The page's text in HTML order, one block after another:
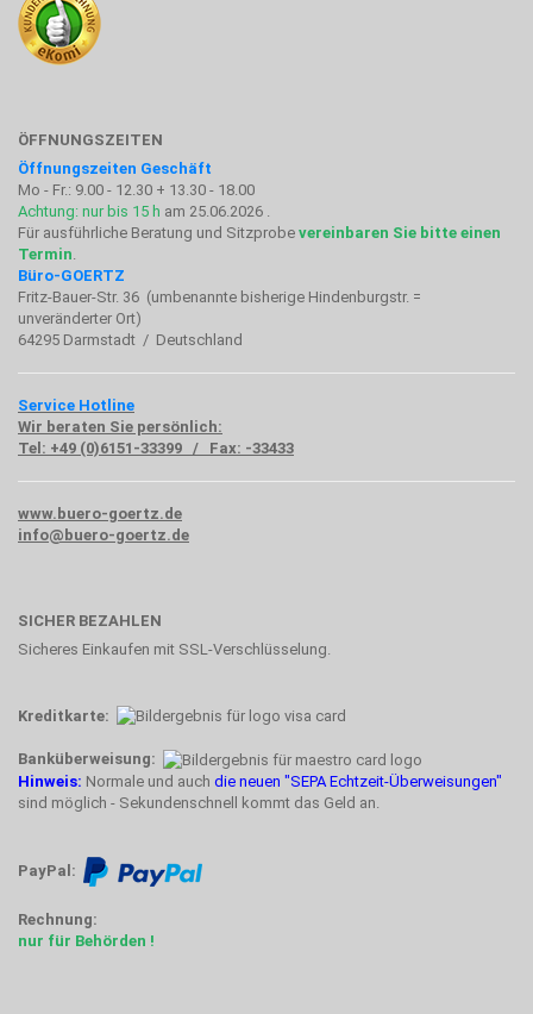
ÖFFNUNGSZEITEN
Öffnungszeiten Geschäft
Mo - Fr.: 9.00 - 12.30 + 13.30 - 18.00
Achtung: nur bis 15 h am 25.06.2026 .
Für ausführliche Beratung und Sitzprobe vereinbaren Sie bitte einen
Termin
Büro-GOERTZ
Fritz-Bauer-Str. 36 (umbenannte bisherige Hindenburgstr. =
unveränderter Ort)
64295 Darmstadt / Deutschland
Service Hotline
Wir beraten Sie persönlich:
Tel: +49 (0)6151-33399 / Fax: -33433
www.buero-goertz.de
info@buero-goertz.de
SICHER BEZAHLEN
Sicheres Einkaufen mit SSL-Verschlüsselung.
Kreditkarte:
Banküberweisung:
Hinweis: Normale und auch die neuen "SEPA Echtzeit-Überweisungen"
sind möglich - Sekundenschnell kommt das Geld an.
PayPal:
Rechnung:
nur für Behörden !